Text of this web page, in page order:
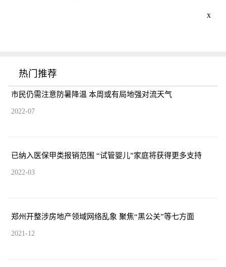
x
热门推荐
市民仍需注意防暑降温 本周或有局地强对流天气
2022-07
已纳入医保甲类报销范围 “试管婴儿”家庭将获得更多支持
2022-03
郑州开整涉房地产领域网络乱象 聚焦“黑公关”等七方面
2021-12